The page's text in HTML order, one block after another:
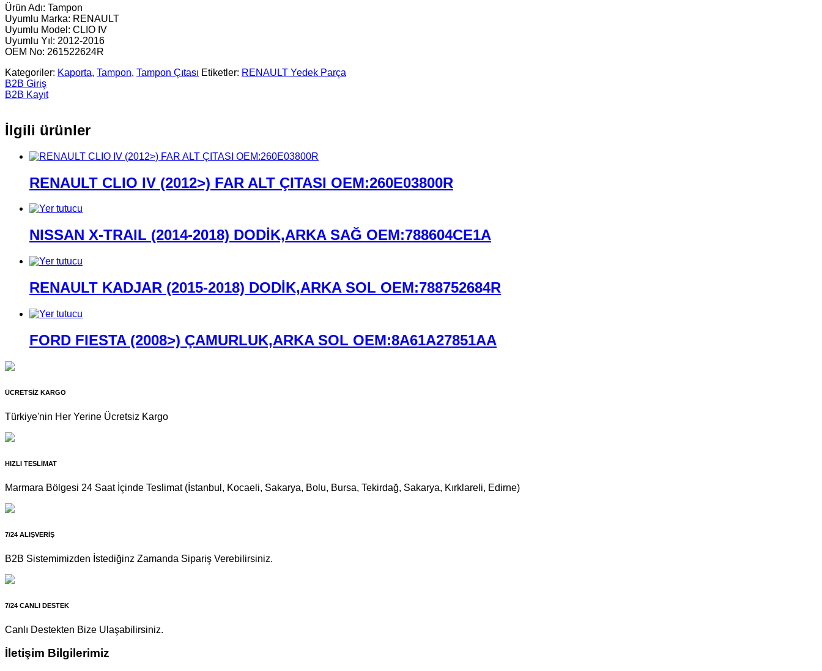
Ürün Adı: Tampon
Uyumlu Marka: RENAULT
Uyumlu Model: CLIO IV
Uyumlu Yıl: 2012-2016
OEM No: 261522624R
Kategoriler: Kaporta, Tampon, Tampon Çıtası Etiketler: RENAULT Yedek Parça
B2B Giriş
B2B Kayıt
İlgili ürünler
RENAULT CLIO IV (2012>) FAR ALT ÇITASI OEM:260E03800R
NISSAN X-TRAIL (2014-2018) DODİK,ARKA SAĞ OEM:788604CE1A
RENAULT KADJAR (2015-2018) DODİK,ARKA SOL OEM:788752684R
FORD FIESTA (2008>) ÇAMURLUK,ARKA SOL OEM:8A61A27851AA
ÜCRETSİZ KARGO
Türkiye'nin Her Yerine Ücretsiz Kargo
HIZLI TESLİMAT
Marmara Bölgesi 24 Saat İçinde Teslimat (İstanbul, Kocaeli, Sakarya, Bolu, Bursa, Tekirdağ, Sakarya, Kırklareli, Edirne)
7/24 ALIŞVERİŞ
B2B Sistemimizden İstediğinz Zamanda Sipariş Verebilirsiniz.
7/24 CANLI DESTEK
Canlı Destekten Bize Ulaşabilirsiniz.
İletişim Bilgilerimiz